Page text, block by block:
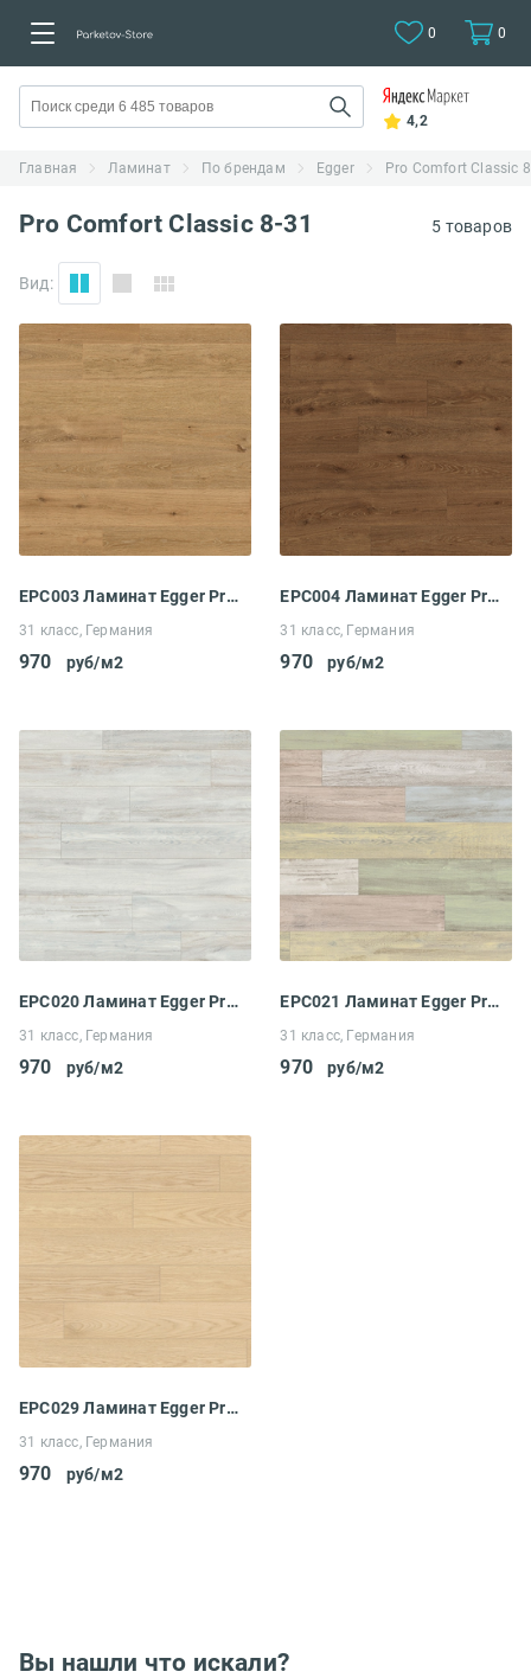
0 0
4,2
Главная Ламинат По брендам Egger Pro Comfort Classic
Pro Comfort Classic 8-31 5 товаров
Вид:
EPC003 Ламинат Egger Pro Comfort Classic 8-31 Дуб Клермон натуральный
31 класс, Германия
970 руб/м2
EPC004 Ламинат Egger Pro Comfort Classic 8-31 Дуб Клермон коричневый
31 класс, Германия
970 руб/м2
EPC020 Ламинат Egger Pro Comfort Classic 8-31 Дуб Виллангер
31 класс, Германия
970 руб/м2
EPC021 Ламинат Egger Pro Comfort Classic 8-31 Дуб Виллангер пёстрый
31 класс, Германия
970 руб/м2
EPC029 Ламинат Egger Pro Comfort Classic 8-31 Дуб Каленберг
31 класс, Германия
970 руб/м2
Вы нашли что искали?